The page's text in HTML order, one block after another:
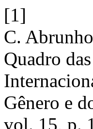
[1]
C.
Quadro
Gênero e
vol. 15, p.